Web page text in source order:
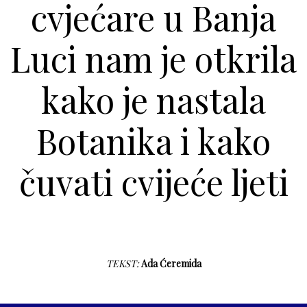
cvjećare u Banja
Luci nam je otkrila
kako je nastala
Botanika i kako
čuvati cvijeće ljeti
TEKST:Ada Ćeremida